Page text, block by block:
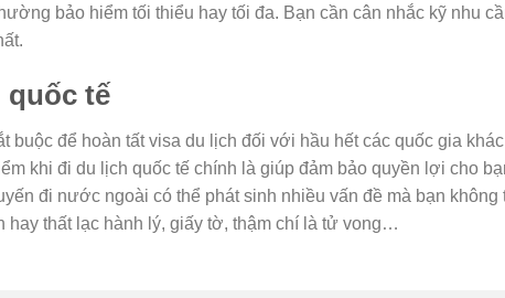
bảo hiểm tối thiểu hay tối đa. Bạn cần cân nhắc kỹ nhu
quốc tế
buộc để hoàn tất visa du lịch đối với hầu hết các quốc gia
khi đi du lịch quốc tế chính là giúp đảm bảo quyền lợi cho
đi nước ngoài có thể phát sinh nhiều vấn đề mà bạn
thất lạc hành lý, giấy tờ, thậm chí là tử vong…